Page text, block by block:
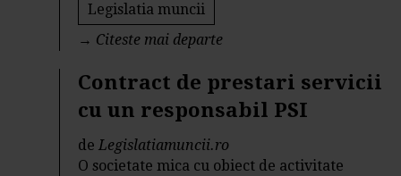
Legislatia muncii
→ Citeste mai departe
Contract de prestari servicii
cu un responsabil PSI
deLegislatiamuncii.ro
O societate mica cu obiect de activitate